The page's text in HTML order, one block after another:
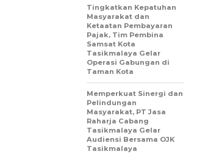
Tingkatkan Kepatuhan
Masyarakat dan
Ketaatan Pembayaran
Pajak, Tim Pembina
Samsat Kota
Tasikmalaya Gelar
Operasi Gabungan di
Taman Kota
Memperkuat Sinergi dan
Pelindungan
Masyarakat, PT Jasa
Raharja Cabang
Tasikmalaya Gelar
Audiensi Bersama OJK
Tasikmalaya